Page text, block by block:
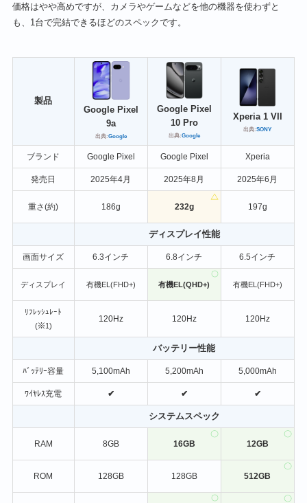
価格はやや高めですが、カメラやゲームなどを他の機器を使わずと
も、1台で完結できるほどのスペックです。
製品
Google Pixel
9a
出典:Google
Google Pixel
10 Pro
出典:Google
Xperia 1 VII
出典:SONY
ブランド Google Pixel Google Pixel Xperia
発売日 2025年4月 2025年8月 2025年6月
重さ(約) 186g 232g 197g
ディスプレイ性能
画面サイズ 6.3インチ 6.8インチ 6.5インチ
ディスプレイ 有機EL(FHD+) 有機EL(QHD+) 有機EL(FHD+)
ﾘﾌﾚｯｼｭﾚｰﾄ
(※1)
120Hz 120Hz 120Hz
バッテリー性能
ﾊﾞｯﾃﾘｰ容量 5,100mAh 5,200mAh 5,000mAh
ﾜｲﾔﾚｽ充電 ✔ ✔ ✔
システムスペック
RAM 8GB 16GB 12GB
ROM 128GB 128GB 512GB